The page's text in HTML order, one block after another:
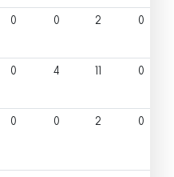
0 0 2 0
0 4 11 0
0 0 2 0